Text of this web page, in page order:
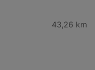
43,26 km